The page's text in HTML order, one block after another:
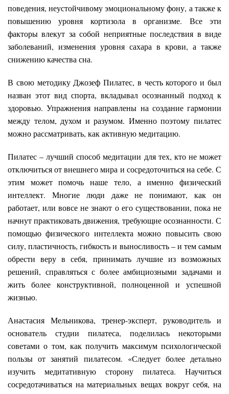
поведения, неустойчивому эмоциональному фону, а также к
повышению уровня кортизола в организме. Все эти
факторы влекут за собой неприятные последствия в виде
заболеваний, изменения уровня сахара в крови, а также
снижению качества сна.
В свою методику Джозеф Пилатес, в честь которого и был
назван этот вид спорта, вкладывал осознанный подход к
здоровью. Упражнения направлены на создание гармонии
между телом, духом и разумом. Именно поэтому пилатес
можно рассматривать, как активную медитацию.
Пилатес – лучший способ медитации для тех, кто не может
отключиться от внешнего мира и сосредоточиться на себе. С
этим может помочь наше тело, а именно физический
интеллект. Многие люди даже не понимают, как он
работает, или вовсе не знают о его существовании, пока не
начнут практиковать движения, требующие осознанности. С
помощью физического интеллекта можно повысить свою
силу, пластичность, гибкость и выносливость – и тем самым
обрести веру в себя, принимать лучшие из возможных
решений, справляться с более амбициозными задачами и
жить более конструктивной, полноценной и успешной
жизнью.
Анастасия Мельникова, тренер-эксперт, руководитель и
основатель студии пилатеса, поделилась некоторыми
советами о том, как получить максимум психологической
пользы от занятий пилатесом. «Следует более детально
изучить медитативную сторону пилатеса. Научиться
сосредотачиваться на материальных вещах вокруг себя, на